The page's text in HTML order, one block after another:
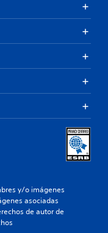
y/o imágenes
asociadas
de autor de